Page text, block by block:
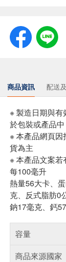
商品資訊 配送
※ 製造日期與
於包裝或產品中
※ 本產品網頁
貨為主
※ 本產品文案
每100毫升
熱量56大卡、
克、反式脂肪0
鈉17毫克、鈣
容量
商品來源國家